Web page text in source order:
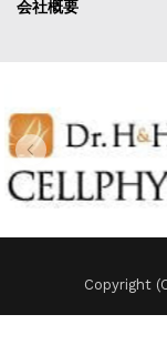
会社概要
Copyright